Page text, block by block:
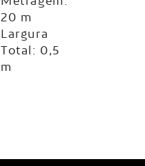
20 m
Largura
Total: 0,5
m